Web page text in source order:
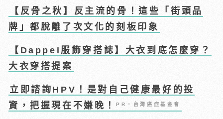
【反骨之秋】反主流的骨！這些「街頭品
牌」都脫離了次文化的刻板印象
【Dappei服飾穿搭誌】大衣到底怎麼穿？
大衣穿搭提案
立即諮詢HPV！是對自己健康最好的投
資，把握現在不嫌晚！PR・台灣癌症基金會